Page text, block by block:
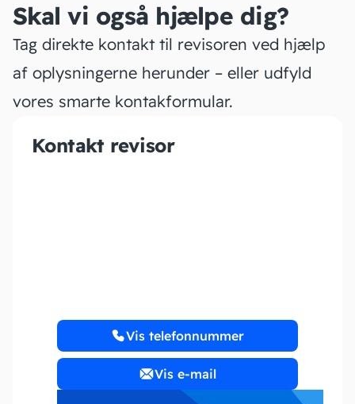
Skal vi også hjælpe dig?
Tag direkte kontakt til revisoren ved hjælp
af oplysningerne herunder – eller udfyld
vores smarte kontakformular.
Kontakt revisor
Vis telefonnummer
Vis e-mail